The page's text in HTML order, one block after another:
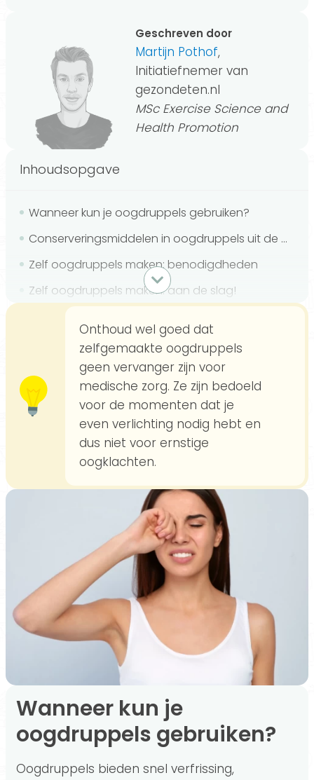
Geschreven door
Martijn Pothof,
Initiatiefnemer van
gezondeten.nl
MSc Exercise Science and
Health Promotion
Inhoudsopgave
Wanneer kun je oogdruppels gebruiken?
Conserveringsmiddelen in oogdruppels uit de winkel
Zelf oogdruppels maken: benodigdheden
Zelf oogdruppels maken: aan de slag!
Het gebruik van de oogdruppels
Oogdruppels bewaren
Wanneer kun je beter geen oogdruppels gebruiken
Andere huismiddeltjes tegen geïrriteerde ogen
Onthoud wel goed dat
zelfgemaakte oogdruppels
geen vervanger zijn voor
medische zorg. Ze zijn bedoeld
voor de momenten dat je
even verlichting nodig hebt en
dus niet voor ernstige
oogklachten.
Wanneer kun je
oogdruppels gebruiken?
Oogdruppels bieden snel verfrissing,